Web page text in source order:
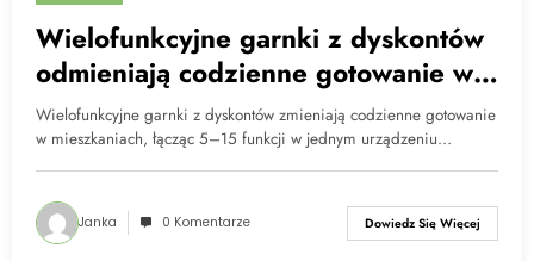
Wielofunkcyjne garnki z dyskontów
odmieniają codzienne gotowanie w
mieszkaniach
Wielofunkcyjne garnki z dyskontów zmieniają codzienne gotowanie
w mieszkaniach, łącząc 5–15 funkcji w jednym urządzeniu…
Janka 0 Komentarze Dowiedz Się Więcej